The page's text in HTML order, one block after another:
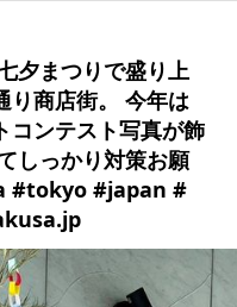
夕まつりで盛り上
り商店街。 今年は
コンテスト写真が飾
しっかり対策お願
#tokyo #japan #